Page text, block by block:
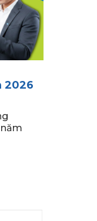
2026